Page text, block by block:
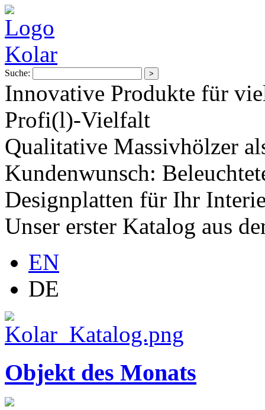
Suche:
Innovative Produkte für
Profi(l)-Vielfalt
Qualitative Massivhölzer
Kundenwunsch:
Designplatten für Ihr
Unser erster Katalog aus
EN
DE
Objekt des Monats